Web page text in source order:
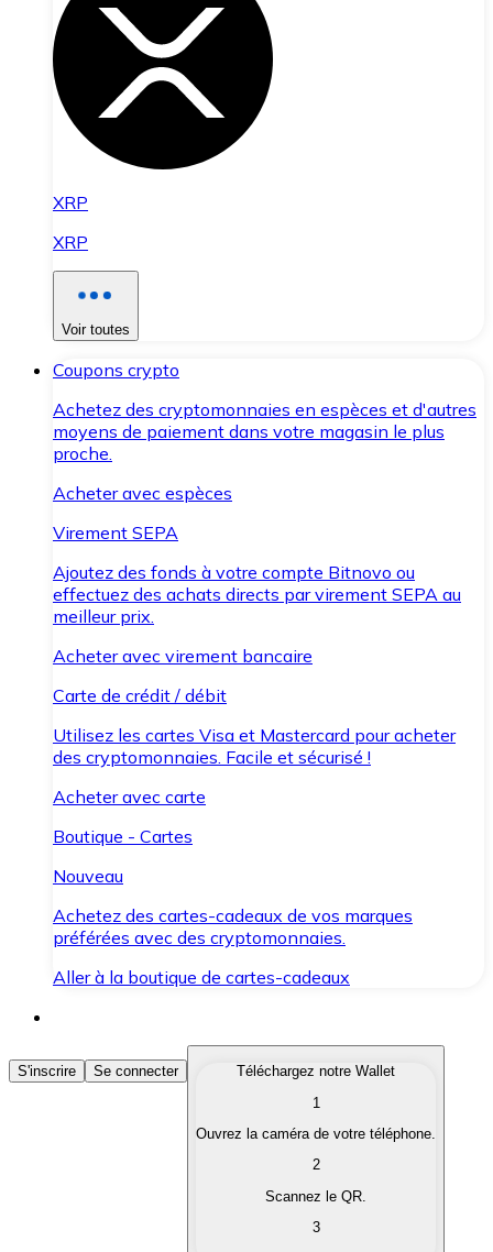
XRP
XRP
Voir toutes
Coupons crypto
Achetez des cryptomonnaies en espèces et d'autres
moyens de paiement dans votre magasin le plus
proche.
Acheter avec espèces
Virement SEPA
Ajoutez des fonds à votre compte Bitnovo ou
effectuez des achats directs par virement SEPA au
meilleur prix.
Acheter avec virement bancaire
Carte de crédit / débit
Utilisez les cartes Visa et Mastercard pour acheter
des cryptomonnaies. Facile et sécurisé !
Acheter avec carte
Boutique - Cartes
Nouveau
Achetez des cartes-cadeaux de vos marques
préférées avec des cryptomonnaies.
Aller à la boutique de cartes-cadeaux
Acheter des Cryptomonnaies
Achetez les cryptomonnaies qui vous intéressent
Convertissez vos cryptomonnaies en monnaie
S'inscrire Se connecter
Téléchargez notre Wallet
1
Ouvrez la caméra de votre téléphone.
2
Scannez le QR.
3